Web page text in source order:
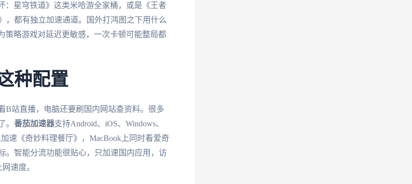
：星穹铁道》这类米哈游全家桶，或是《王者
，都有独立加速通道。国外打鸿图之下用什么
策略游戏对延迟更敏感，一次卡顿可能整局都
种配置
B站直播，电脑还要刷国内网站查资料。很多
。 番茄加速器支持Android、iOS、Windows、
速《奇妙料理餐厅》，MacBook上同时看爱奇
。智能分流功能很贴心，只加速国内应用，访
速度。